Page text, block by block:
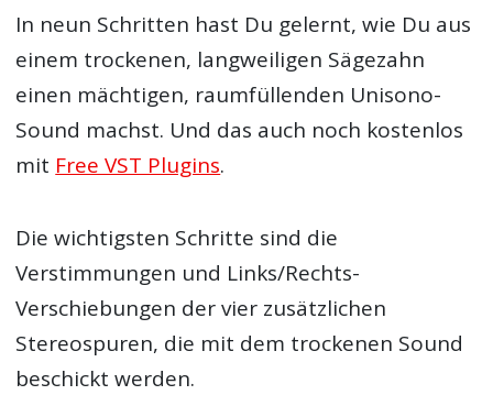
In neun Schritten hast Du gelernt, wie Du aus
einem trockenen, langweiligen Sägezahn
einen mächtigen, raumfüllenden Unisono-
Sound machst. Und das auch noch kostenlos
mit Free VST Plugins.
Die wichtigsten Schritte sind die
Verstimmungen und Links/Rechts-
Verschiebungen der vier zusätzlichen
Stereospuren, die mit dem trockenen Sound
beschickt werden.